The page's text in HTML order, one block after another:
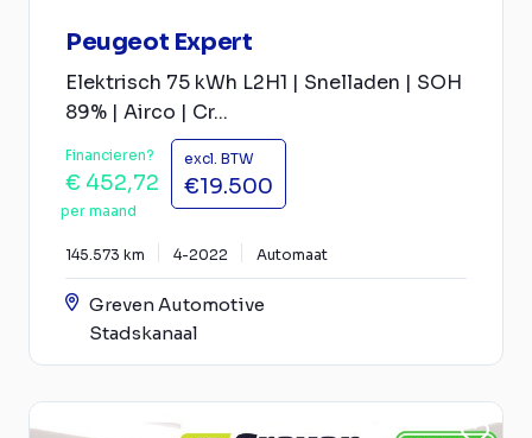
Peugeot Expert
Elektrisch 75 kWh L2H1 | Snelladen | SOH
89% | Airco | Cr...
Financieren?
€ 452,72
per maand
excl. BTW
€19.500
145.573 km 4-2022 Automaat
Greven Automotive
Stadskanaal